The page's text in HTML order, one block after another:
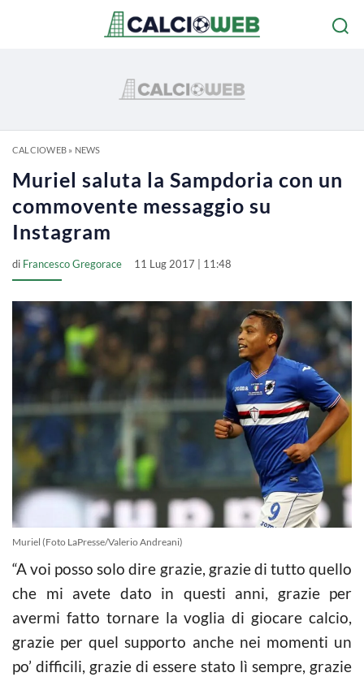
CALCIOWEB» NEWS
Muriel saluta la Sampdoria con un
commovente messaggio su
Instagram
di Francesco Gregorace 11 Lug 2017 | 11:48
Muriel (Foto LaPresse/Valerio Andreani)
“A voi posso solo dire grazie, grazie di tutto quello
che mi avete dato in questi anni, grazie per
avermi fatto tornare la voglia di giocare calcio,
grazie per quel supporto anche nei momenti un
po’ difficili, grazie di essere stato lì sempre, grazie